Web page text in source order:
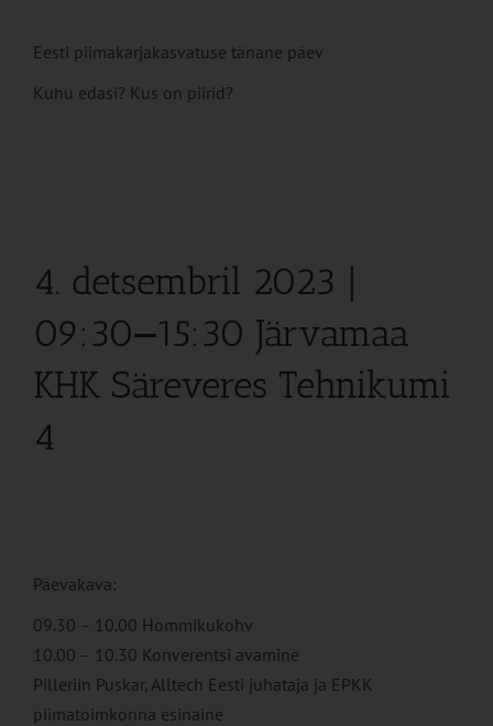
Eesti piimakarjakasvatuse tänane päev
Kuhu edasi? Kus on piirid?
4. detsembril 2023 |
09:30–15:30 Järvamaa
KHK Säreveres Tehnikumi
4
Päevakava:
09.30 – 10.00 Hommikukohv
10.00 – 10.30 Konverentsi avamine
Pilleriin Puskar, Alltech Eesti juhataja ja EPKK
piimatoimkonna esinaine